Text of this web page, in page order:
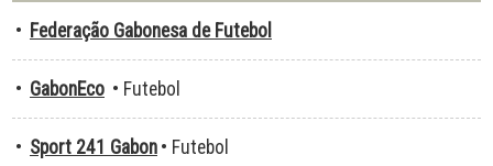
• Federação Gabonesa de Futebol
• GabonEco • Futebol
• Sport 241 Gabon • Futebol